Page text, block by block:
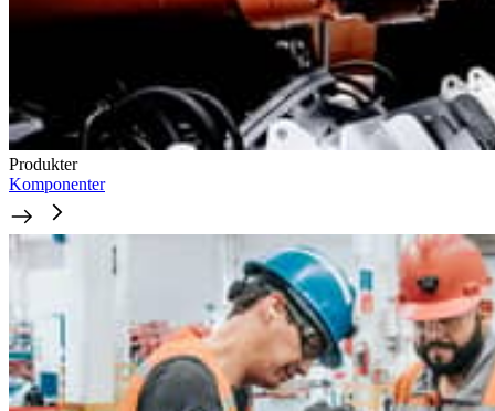
Produkter
Komponenter